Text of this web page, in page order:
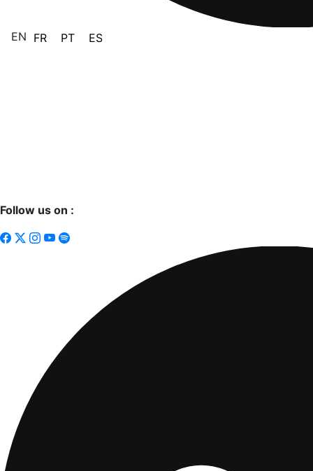
EN FR PT ES
Follow us on :